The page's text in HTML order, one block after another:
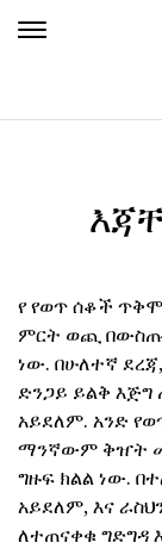
የ የወጥ ሰቆች
ምርት ወጪ በውስጡ
ነው. በሁለተኛ
ድንጋይ ይልቅ እጅግ
አይደለም. አንድ
ማንኛውም ቅዠት
ግዙፍ ክልል ነው.
አይደለም, እና
ለተጠናቀቁ ግድግዳ